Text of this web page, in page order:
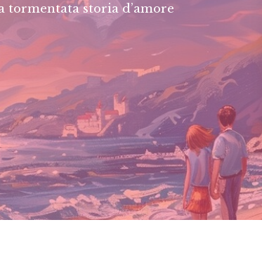
tormentata storia d’amore